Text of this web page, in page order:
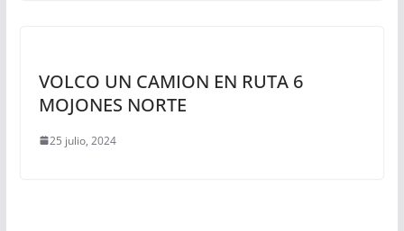
VOLCO UN CAMION EN RUTA 6
MOJONES NORTE
25 julio, 2024